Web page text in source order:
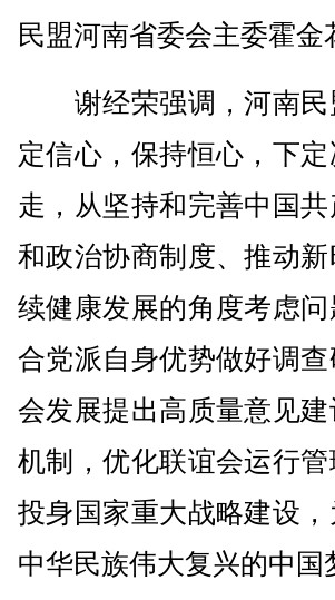
民盟河南省委会主委霍
谢经荣强调，河南民
定信心，保持恒心，下
走，从坚持和完善中国
和政治协商制度、推动
续健康发展的角度考虑
合党派自身优势做好调
会发展提出高质量意见
机制，优化联谊会运行
投身国家重大战略建设
中华民族伟大复兴的中